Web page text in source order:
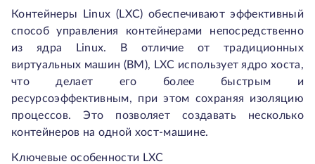
Контейнеры Linux (LXC) обеспечивают эффективный
способ управления контейнерами непосредственно
из ядра Linux. В отличие от традиционных
виртуальных машин (ВМ), LXC использует ядро хоста,
что делает его более быстрым и
ресурсоэффективным, при этом сохраняя изоляцию
процессов. Это позволяет создавать несколько
контейнеров на одной хост-машине.
Ключевые особенности LXC